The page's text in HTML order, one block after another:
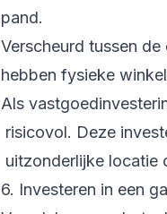
pand.
Verscheurd tussen
hebben fysieke
Als
risicovol. Deze
uitzonderlijke locatie
6. Investeren in een